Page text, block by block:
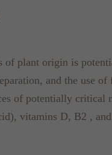
of plant origin is
and the use
of potentially critical
vitamins D, B2 ,